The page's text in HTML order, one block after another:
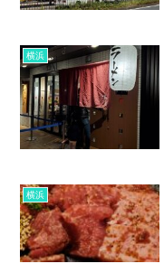
横浜
横浜